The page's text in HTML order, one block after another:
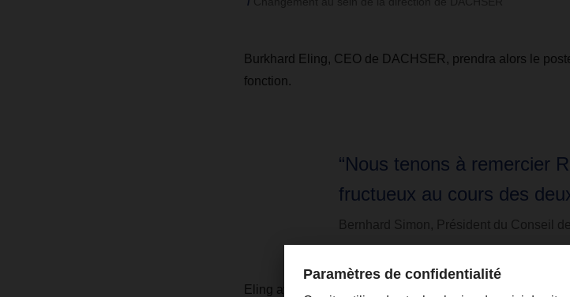
Burkhard Eling, CEO de DACHSER, prendra alors le
fonction.
“Nous tenons à remercier
fructueux au cours des
Bernhard Simon, Président du Conseil
Eling avait déjà occupé le poste de directeur financier